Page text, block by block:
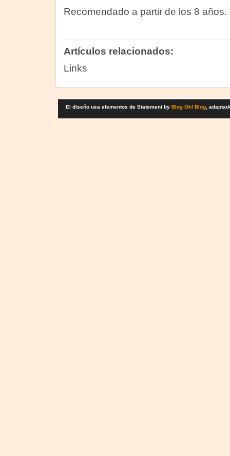
Recomendado a partir de los 8 años.
Artículos relacionados:
Links
El diseño usa elementos de Statement by Blog Oh! Blog,